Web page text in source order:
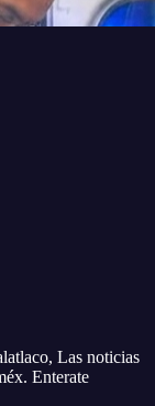
Las noticias
Enterate